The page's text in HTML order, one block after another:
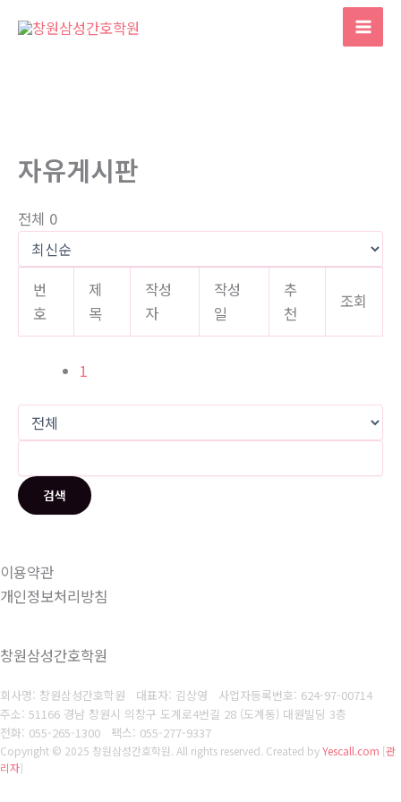
Main
자유게시판
전체 0
번
호
제
목
작성
자
작성
일
추
천
조회
1
검색
이용약관
개인정보처리방침
창원삼성간호학원
회사명: 창원삼성간호학원 대표자: 김상영 사업자등록번호: 624-97-00714
주소: 51166 경남 창원시 의창구 도계로4번길 28 (도계동) 대원빌딩 3층
전화: 055-265-1300
팩스: 055-277-9337
Copyright © 2025 창원삼성간호학원. All rights reserved. Created byYescall.com [관
리자]